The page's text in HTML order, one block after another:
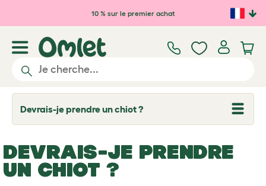
Passer au contenu principal
10 % sur le premier achat
Devrais-je prendre un chiot ?
T
o
e
d
r
DEVRAIS-JE PRENDRE
UN CHIOT ?